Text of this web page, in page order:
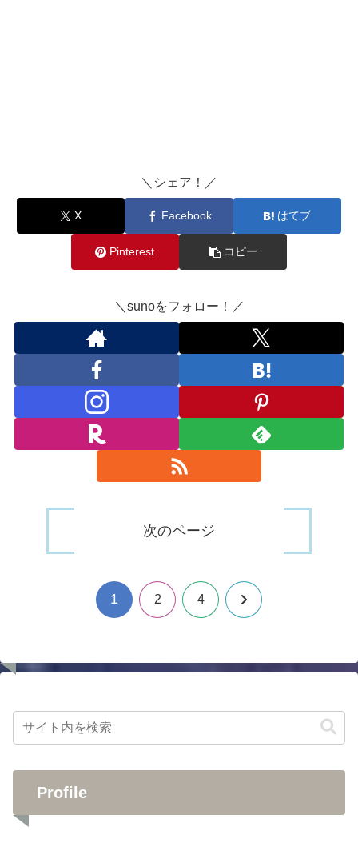
＼シェア！／
X Facebook はてブ
Pinterest コピー
＼sunoをフォロー！／
次のページ
1 2 4 次
Profile